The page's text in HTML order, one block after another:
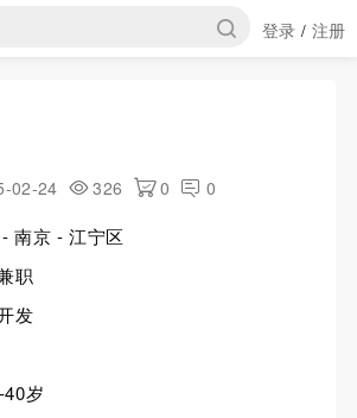
登录 / 注册
02-24 326 0 0
南京 - 江宁区
职
发
岁